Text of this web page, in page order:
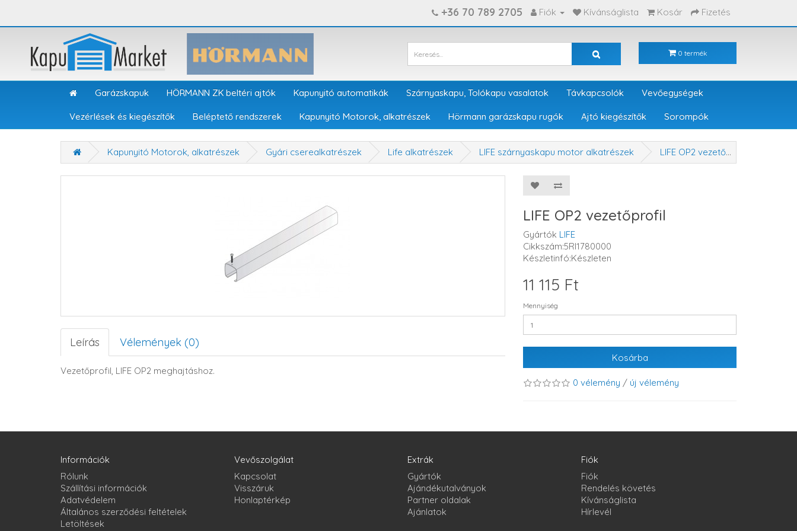
+36 70 789 2705 Fiók Kívánságlista Kosár Fizetés
0 termék
Garázskapuk HÖRMANN ZK beltéri ajtók Kapunyitó automatikák Szárnyaskapu, Tolókapu vasalatok Távkapcsolók Vevőegységek
Vezérlések és kiegészítők Beléptető rendszerek Kapunyitó Motorok, alkatrészek Hörmann garázskapu rugók Ajtó kiegészítők Sorompók
Kapunyitó Motorok, alkatrészek Gyári cserealkatrészek Life alkatrészek LIFE szárnyaskapu motor alkatrészek LIFE OP2 vezetőprofil
Leírás Vélemények (0)
Vezetőprofil, LIFE OP2 meghajtáshoz.
LIFE OP2 vezetőprofil
Gyártók LIFE
Cikkszám:5RI1780000
Készletinfó:Készleten
11 115 Ft
Mennyiség
Kosárba
0 vélemény / új vélemény
Információk
Rólunk
Szállítási információk
Adatvédelem
Általános szerződési feltételek
Letöltések
Vevőszolgálat
Kapcsolat
Visszáruk
Honlaptérkép
Extrák
Gyártók
Ajándékutalványok
Partner oldalak
Ajánlatok
Fiók
Fiók
Rendelés követés
Kívánságlista
Hírlevél